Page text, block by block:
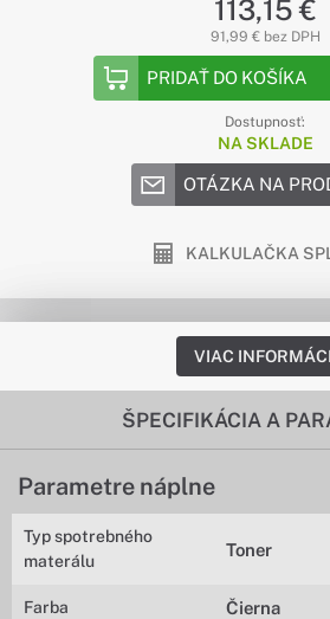
113,15 €
91,99 € bez DPH
PRIDAŤ DO KOŠÍKA
Dostupnosť:
NA SKLADE
OTÁZKA NA
KALKULAČKA
VIAC
ŠPECIFIKÁCIA A
Parametre náplne
Typ spotrebného
materálu
Toner
Farba Čierna